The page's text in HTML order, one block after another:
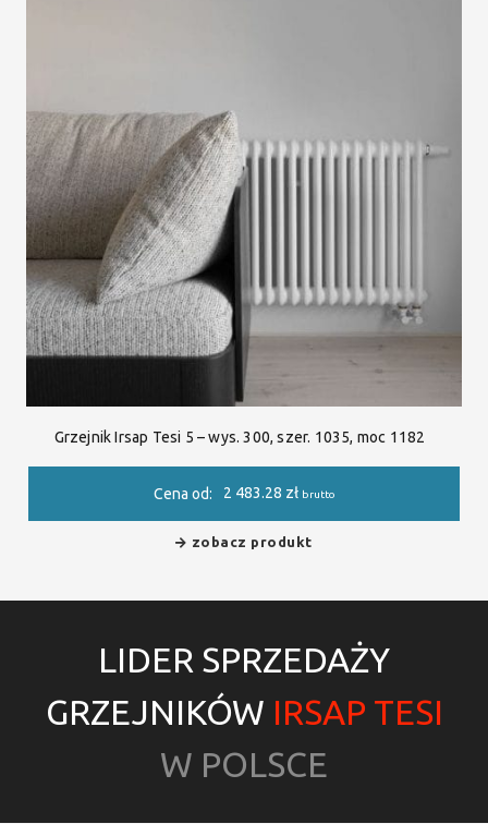
Grzejnik Irsap Tesi 5 – wys. 300, szer. 1035, moc 1182
Cena od: 2 483.28 zł brutto
zobacz produkt
LIDER SPRZEDAŻY
GRZEJNIKÓW IRSAP TESI
W POLSCE